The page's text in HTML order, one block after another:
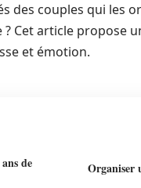
des couples qui les
Cet article propose
et émotion.
de
Organiser